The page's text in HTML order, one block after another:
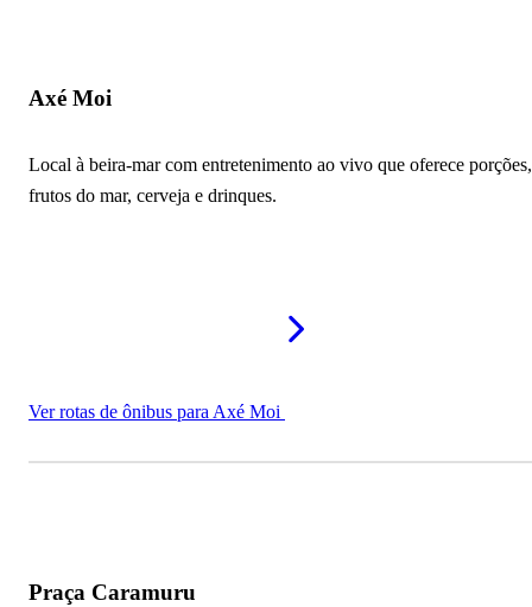
Axé Moi
Local à beira-mar com entretenimento ao vivo que oferece porções,
frutos do mar, cerveja e drinques.
Ver rotas de ônibus para Axé Moi
Praça Caramuru